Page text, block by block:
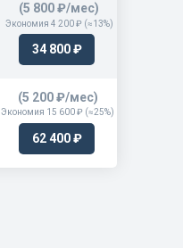
(5 200 ₽/мес)
Экономия 15 600 ₽ (≈25%)
62 400 ₽
34 800 ₽
Экономия 4 200 ₽ (≈13%)
(5 800 ₽/мес)